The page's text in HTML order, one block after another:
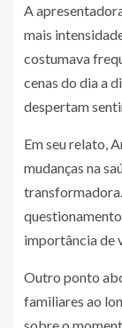
A
mais
costumava
cenas do dia a
despertam
Em seu relato,
mudanças na
importância de
Outro ponto
familiares ao